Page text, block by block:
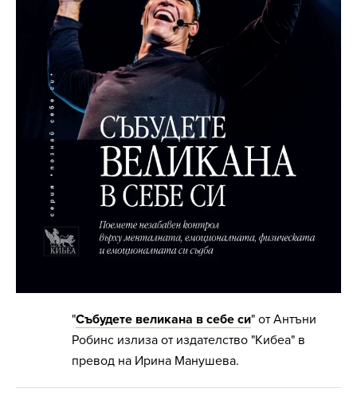
"Събудете великана в себе си" от Антъни
Робинс излиза от издателство "Кибеа" в
превод на Ирина Манушева.